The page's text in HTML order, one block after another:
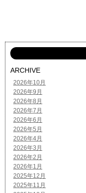
ARCHIVE
2026年10月
2026年9月
2026年8月
2026年7月
2026年6月
2026年5月
2026年4月
2026年3月
2026年2月
2026年1月
2025年12月
2025年11月